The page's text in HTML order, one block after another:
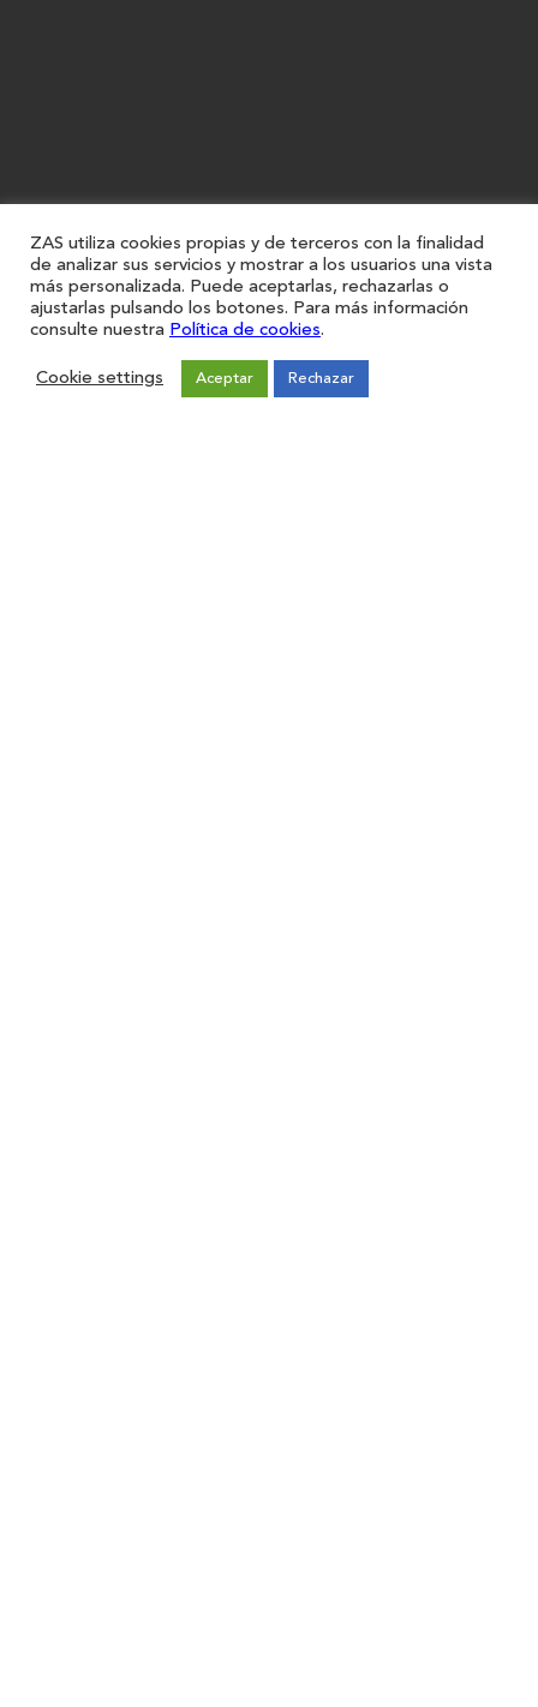
ZAS utiliza cookies propias y de terceros con la finalidad
de analizar sus servicios y mostrar a los usuarios una vista
más personalizada. Puede aceptarlas, rechazarlas o
ajustarlas pulsando los botones. Para más información
consulte nuestra Política de cookies.
Cookie settings Aceptar Rechazar